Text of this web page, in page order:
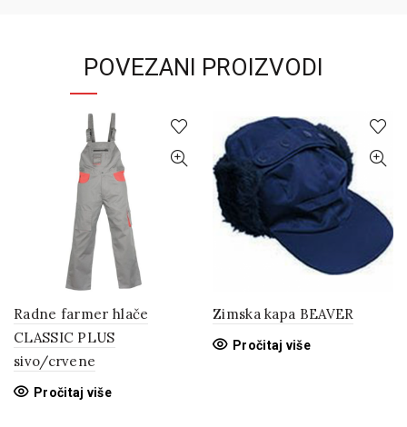
POVEZANI PROIZVODI
Radne farmer hlače
CLASSIC PLUS
sivo/crvene
Pročitaj više
Zimska kapa BEAVER
Pročitaj više